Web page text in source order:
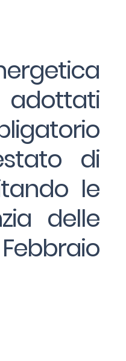
adottati
di
le
delle